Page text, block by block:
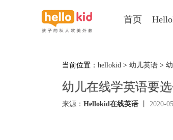
首页
当前位置： hellokid > 幼儿英语 >
幼儿在线学英语要
来源： Hellokid在线英语 2020-